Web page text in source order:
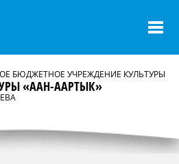
БЮДЖЕТНОЕ УЧРЕЖДЕНИЕ КУЛЬТУРЫ
«ААН-ААРТЫК»